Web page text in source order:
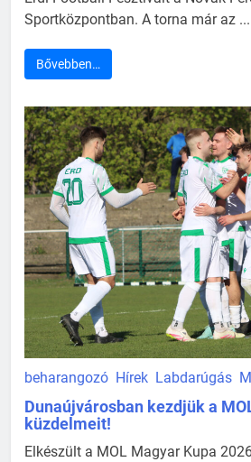
Sportközpontban. A torna már az ...
Bővebben…
beharangozó Hírek Labdarúgás
Dunaújvárosban kezdjük a
küzdelmeit!
Elkészült a MOL Magyar Kupa